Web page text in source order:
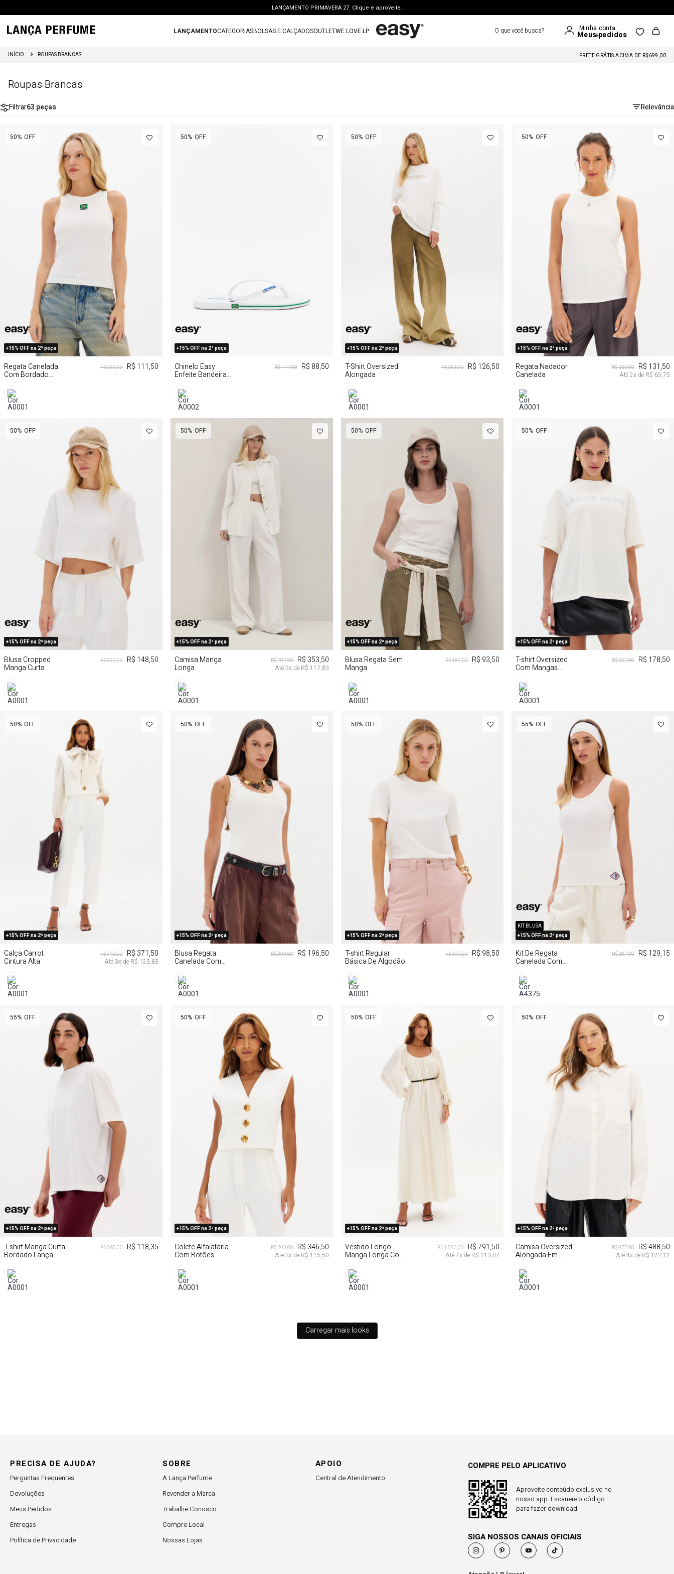
LANÇAMENTO PRIMAVERA 27. Clique e aproveite.
PERSONAL SHOPPER | garanta benefícios exclusivos. CONSULTAR >
FRETE GRÁTIS | a partir de R$ 699. APROVEITAR >
LANÇAMENTOCATEGORIASBOLSAS E CALÇADOSOUTLETWE LOVE LP
ROUPAS BRANCAS FRETE GRÁTIS ACIMA DE R$699,00
Roupas Brancas
Filtrar63 peças Relevância
G GG
+15% OFF na 2ª peça
50% OFF
Regata Canelada
Com Bordado
R$ 223,00 R$ 111,50
+15% OFF na 2ª peça
50% OFF
Chinelo Easy
Enfeite Bandeira
R$ 177,00 R$ 88,50
PP P M G
+15% OFF na 2ª peça
50% OFF
T-Shirt Oversized
Alongada
R$ 253,00 R$ 126,50
PP M G
+15% OFF na 2ª peça
50% OFF
Regata Nadador
Canelada
R$ 263,00 R$ 131,50
Até2x de R$ 65,75
M
+15% OFF na 2ª peça
50% OFF
Blusa Cropped
Manga Curta
R$ 297,00 R$ 148,50
M
+15% OFF na 2ª peça
50% OFF
Camisa Manga
Longa
R$ 707,00 R$ 353,50
Até 3x de R$ 117,83
PP P
+15% OFF na 2ª peça
50% OFF
Blusa Regata Sem
Manga
R$ 187,00 R$ 93,50
PP P
+15% OFF na 2ª peça
50% OFF
T-shirt Oversized
Com Mangas
R$ 357,00 R$ 178,50
M
+15% OFF na 2ª peça
50% OFF
Calça Carrot
Cintura Alta
R$ 743,00 R$ 371,50
Até 3x de R$ 123,83
P M GG
+15% OFF na 2ª peça
50% OFF
Blusa Regata
Canelada Com
R$ 393,00 R$ 196,50
M
+15% OFF na 2ª peça
50% OFF
T-shirt Regular
Básica De Algodão
R$ 197,00 R$ 98,50
PP P
KIT BLUSA
+15% OFF na 2ª peça
55% OFF
Kit De Regata
Canelada Com
R$ 287,00 R$ 129,15
PP P
+15% OFF na 2ª peça
55% OFF
T-shirt Manga Curta
Bordado Lança
R$ 263,00 R$ 118,35
G
+15% OFF na 2ª peça
50% OFF
Colete Alfaiataria
Com Botões
R$ 693,00 R$ 346,50
Até 3x de R$ 115,50
PP P
+15% OFF na 2ª peça
50% OFF
Vestido Longo
Manga Longa Com
R$ 1.583,00 R$ 791,50
Até7x de R$ 113,07
M
+15% OFF na 2ª peça
50% OFF
Camisa Oversized
Alongada Em
R$ 977,00 R$ 488,50
Até4x de R$ 122,12
Carregar mais looks
PRECISA DE AJUDA?
Perguntas Frequentes
Devoluções
Meus Pedidos
Entregas
Política de Privacidade
SOBRE
A Lança Perfume
Revender a Marca
Trabalhe Conosco
Compre Local
Nossas Lojas
APOIO
Central de Atendimento
COMPRE PELO APLICATIVO
Aproveite conteúdo exclusivo no
nosso app. Escaneie o código
para fazer download
SIGA NOSSOS CANAIS OFICIAIS